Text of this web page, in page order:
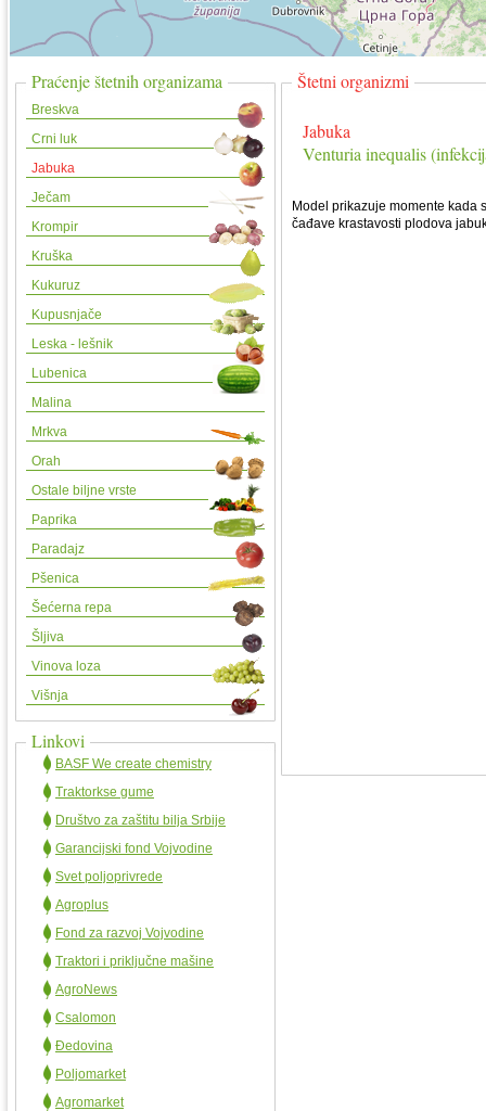
Praćenje štetnih organizama
Breskva
Crni luk
Jabuka
Ječam
Krompir
Kruška
Kukuruz
Kupusnjače
Leska - lešnik
Lubenica
Malina
Mrkva
Orah
Ostale biljne vrste
Paprika
Paradajz
Pšenica
Šećerna repa
Šljiva
Vinova loza
Višnja
Linkovi
BASF We create chemistry
Traktorkse gume
Društvo za zaštitu bilja Srbije
Garancijski fond Vojvodine
Svet poljoprivrede
Agroplus
Fond za razvoj Vojvodine
Traktori i priključne mašine
AgroNews
Csalomon
Đedovina
Poljomarket
Agromarket
Štetni organizmi
Jabuka
Venturia inequalis
Model prikazuje momente kada
čađave krastavosti plodova